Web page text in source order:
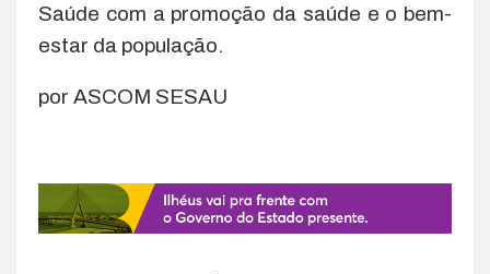
Saúde com a promoção da saúde e o bem-
estar da população.
por ASCOM SESAU